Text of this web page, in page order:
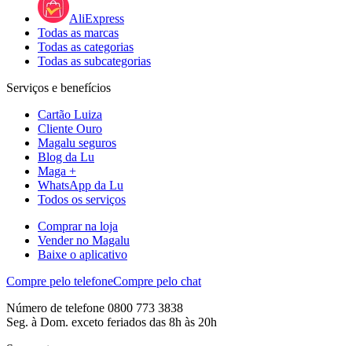
AliExpress
Todas as marcas
Todas as categorias
Todas as subcategorias
Serviços e benefícios
Cartão Luiza
Cliente Ouro
Magalu seguros
Blog da Lu
Maga +
WhatsApp da Lu
Todos os serviços
Comprar na loja
Vender no Magalu
Baixe o aplicativo
Compre pelo telefoneCompre pelo chat
Número de telefone 0800 773 3838
Seg. à Dom. exceto feriados das 8h às 20h